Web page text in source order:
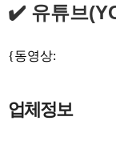
✔️ 유튜브
{동영상:
업체정보